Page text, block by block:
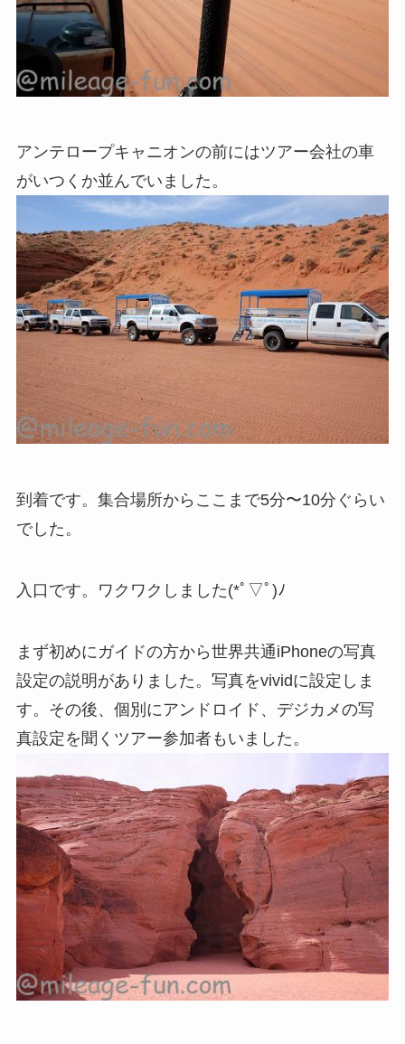
アンテロープキャニオンの前にはツアー会社の車
がいつくか並んでいました。
到着です。集合場所からここまで5分〜10分ぐらい
でした。
入口です。ワクワクしました(*ﾟ▽ﾟ)ﾉ
まず初めにガイドの方から世界共通iPhoneの写真
設定の説明がありました。写真をvividに設定しま
す。その後、個別にアンドロイド、デジカメの写
真設定を聞くツアー参加者もいました。